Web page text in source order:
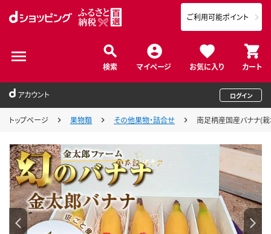
検索 マイページ お気に入り カート
ご利用可能ポイント
アカウント ログイン
トップページ 果物類 その他果物・詰合せ 南足柄産国産バナナ(栽